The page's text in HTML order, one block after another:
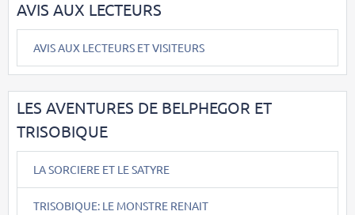
AVIS AUX LECTEURS
AVIS AUX LECTEURS ET VISITEURS
LES AVENTURES DE BELPHEGOR ET
TRISOBIQUE
LA SORCIERE ET LE SATYRE
TRISOBIQUE: LE MONSTRE RENAIT